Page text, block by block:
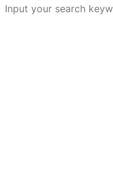
Input your search